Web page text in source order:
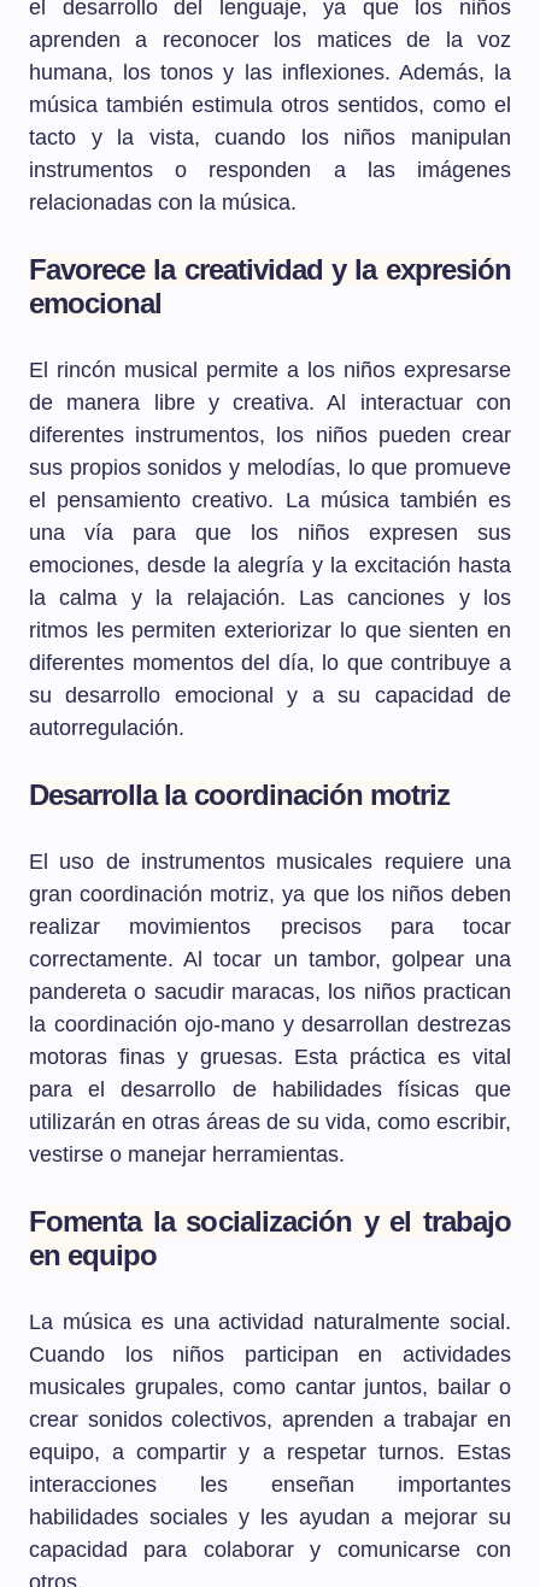
el desarrollo del lenguaje, ya que los niños
aprenden a reconocer los matices de la voz
humana, los tonos y las inflexiones. Además, la
música también estimula otros sentidos, como el
tacto y la vista, cuando los niños manipulan
instrumentos o responden a las imágenes
relacionadas con la música.
Favorece la creatividad y la expresión
emocional
El rincón musical permite a los niños expresarse
de manera libre y creativa. Al interactuar con
diferentes instrumentos, los niños pueden crear
sus propios sonidos y melodías, lo que promueve
el pensamiento creativo. La música también es
una vía para que los niños expresen sus
emociones, desde la alegría y la excitación hasta
la calma y la relajación. Las canciones y los
ritmos les permiten exteriorizar lo que sienten en
diferentes momentos del día, lo que contribuye a
su desarrollo emocional y a su capacidad de
autorregulación.
Desarrolla la coordinación motriz
El uso de instrumentos musicales requiere una
gran coordinación motriz, ya que los niños deben
realizar movimientos precisos para tocar
correctamente. Al tocar un tambor, golpear una
pandereta o sacudir maracas, los niños practican
la coordinación ojo-mano y desarrollan destrezas
motoras finas y gruesas. Esta práctica es vital
para el desarrollo de habilidades físicas que
utilizarán en otras áreas de su vida, como escribir,
vestirse o manejar herramientas.
Fomenta la socialización y el trabajo
en equipo
La música es una actividad naturalmente social.
Cuando los niños participan en actividades
musicales grupales, como cantar juntos, bailar o
crear sonidos colectivos, aprenden a trabajar en
equipo, a compartir y a respetar turnos. Estas
interacciones les enseñan importantes
habilidades sociales y les ayudan a mejorar su
capacidad para colaborar y comunicarse con
otros.